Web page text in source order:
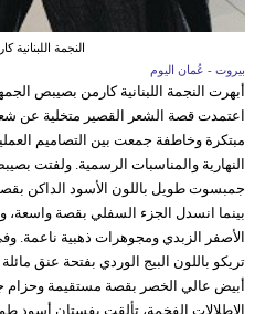
النجمة
بيروت - عُمان اليوم
أبهرت النجمة اللبنانية كارمن بصيبص
اعتمدت قصة الشعر القصير متخلية عن
مبتكرة وخاطفة جمعت بين التصاميم
النهارية والمناسبات الرسمية. ولفتت
جمبسوت طويل باللون الأسود الداكن
بينما انسدل الجزء السفلي بقصة
الأصفر الزبدي ومجوهرات ذهبية ناعمة.
تريكو باللون البيج الوردي بفتحة عنق
أبيض عالي الخصر بقصة مستقيمة وحزام
الإطلالات الفخمة، تألقت بفستان أسود